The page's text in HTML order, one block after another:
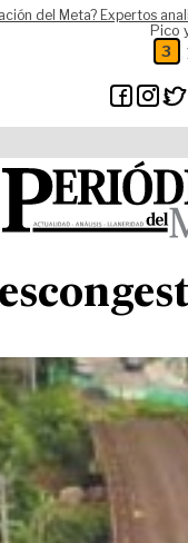
del Meta? Expertos
Pico
3